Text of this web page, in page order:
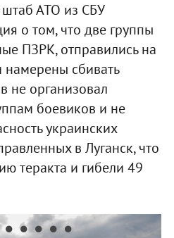
АТО из СБУ
о том, что две группы
ПЗРК, отправились на
намерены сбивать
не организовал
боевиков и не
украинских
в Луганск, что
теракта и гибели 49